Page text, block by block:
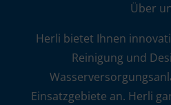
Über
Herli bietet Ihnen
Reinigung und
Einsatzgebiete an. Herli